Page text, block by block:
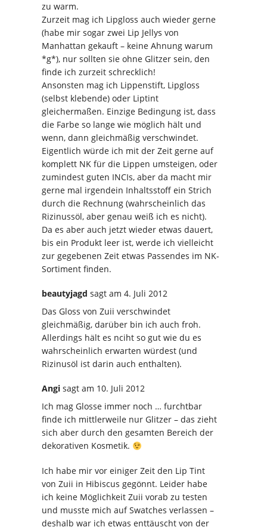
zu warm.
Zurzeit mag ich Lipgloss auch wieder gerne
(habe mir sogar zwei Lip Jellys von
Manhattan gekauft – keine Ahnung warum
*g*), nur sollten sie ohne Glitzer sein, den
finde ich zurzeit schrecklich!
Ansonsten mag ich Lippenstift, Lipgloss
(selbst klebende) oder Liptint
gleichermaßen. Einzige Bedingung ist, dass
die Farbe so lange wie möglich hält und
wenn, dann gleichmäßig verschwindet.
Eigentlich würde ich mit der Zeit gerne auf
komplett NK für die Lippen umsteigen, oder
zumindest guten INCIs, aber da macht mir
gerne mal irgendein Inhaltsstoff ein Strich
durch die Rechnung (wahrscheinlich das
Rizinussöl, aber genau weiß ich es nicht).
Da es aber auch jetzt wieder etwas dauert,
bis ein Produkt leer ist, werde ich vielleicht
zur gegebenen Zeit etwas Passendes im NK-
Sortiment finden.
beautyjagd sagt am 4. Juli 2012
Das Gloss von Zuii verschwindet
gleichmäßig, darüber bin ich auch froh.
Allerdings hält es nciht so gut wie du es
wahrscheinlich erwarten würdest (und
Rizinusöl ist darin auch enthalten).
Angi sagt am 10. Juli 2012
Ich mag Glosse immer noch … furchtbar
finde ich mittlerweile nur Glitzer – das zieht
sich aber durch den gesamten Bereich der
dekorativen Kosmetik.
Ich habe mir vor einiger Zeit den Lip Tint
von Zuii in Hibiscus gegönnt. Leider habe
ich keine Möglichkeit Zuii vorab zu testen
und musste mich auf Swatches verlassen –
deshalb war ich etwas enttäuscht von der